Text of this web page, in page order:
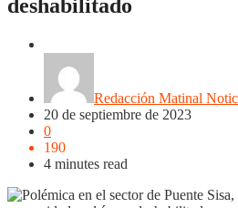
deshabilitado
Redacción Matinal
20 de septiembre de 2023
0
190
4 minutes read